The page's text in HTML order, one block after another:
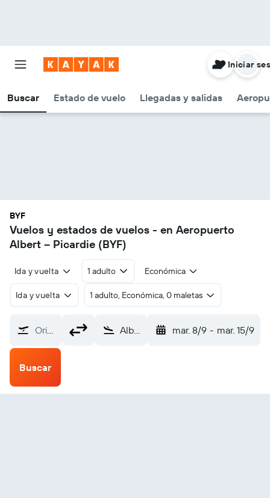
Buscar Estado de vuelo Llegadas y salidas
Iniciar
BYF
Vuelos y estados de vuelos - en Aeropuerto
Albert – Picardie (BYF)
Ida y vuelta 1 adulto Económica
Ida y vuelta 1 adulto, Económica, 0 maletas
Origen Albert – Picardie (BYF) mar. 8/9 - mar. 15/9
Buscar